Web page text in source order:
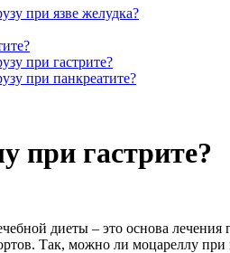
при язве желудка?
при гастрите?
при панкреатите?
при гастрите?
диеты – это основа
Так, можно ли моцареллу